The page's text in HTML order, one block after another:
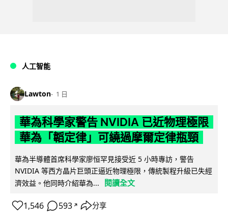
人工智能
Lawton 1 日
華為科學家警告 NVIDIA 已近物理極限
華為「韜定律」可繞過摩爾定律瓶頸
華為半導體首席科學家廖恒罕見接受近 5 小時專訪，警告
NVIDIA 等西方晶片巨頭正逼近物理極限，傳統製程升級已失經
濟效益。他同時介紹華為...
閱讀全文
1,546 593 ↗ 分享